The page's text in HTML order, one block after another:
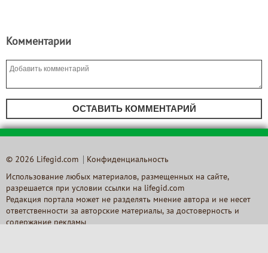
Комментарии
ОСТАВИТЬ КОММЕНТАРИЙ
© 2026 Lifegid.com Конфиденциальность
Использование любых материалов, размещенных на сайте,
разрешается при условии ссылки на lifegid.com
Редакция портала может не разделять мнение автора и не несет
ответственности за авторские материалы, за достоверность и
содержание рекламы